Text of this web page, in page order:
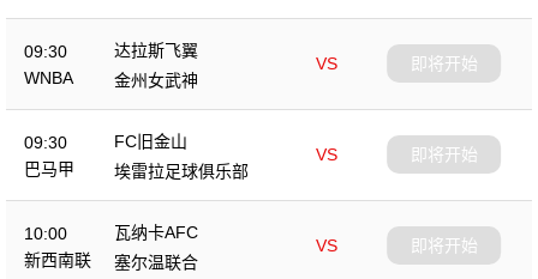
09:30
WNBA
达拉斯飞翼
VS
金州女武神
即将开始
09:30
巴马甲
FC旧金山
VS
埃雷拉足球俱乐部
即将开始
10:00
新西南联
瓦纳卡AFC
VS
塞尔温联合
即将开始